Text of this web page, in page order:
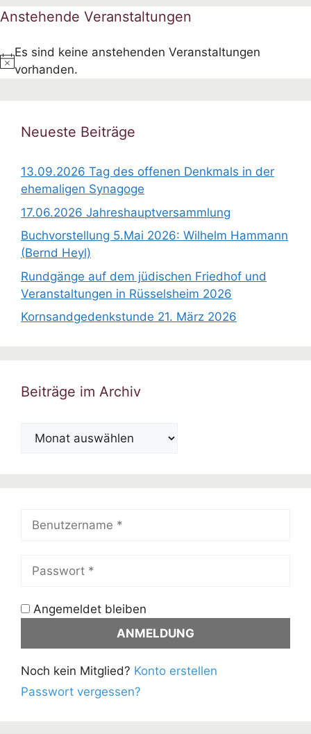
Anstehende Veranstaltungen
H
n
Es sind keine anstehenden Veranstaltungen
vorhanden.
Neueste Beiträge
13.09.2026 Tag des offenen Denkmals in der
ehemaligen Synagoge
17.06.2026 Jahreshauptversammlung
Buchvorstellung 5.Mai 2026: Wilhelm Hammann
(Bernd Heyl)
Rundgänge auf dem jüdischen Friedhof und
Veranstaltungen in Rüsselsheim 2026
Kornsandgedenkstunde 21. März 2026
Beiträge im Archiv
Beiträge
Angemeldet bleiben
Noch kein Mitglied? Konto erstellen
Passwort vergessen?